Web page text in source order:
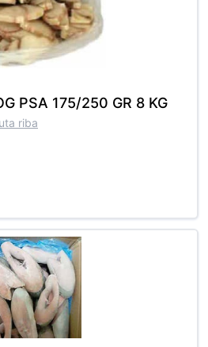
PSA 175/250 GR 8 KG
riba